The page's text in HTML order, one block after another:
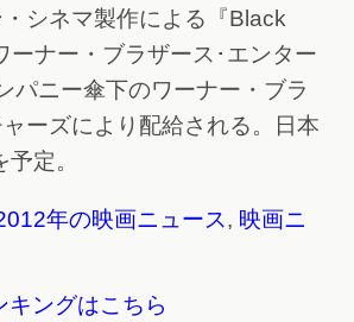
シネマ製作による『Black
ーナー・ブラザース･エンター
パニー傘下のワーナー・ブラ
ーズにより配給される。日本
定。
年の映画ニュース, 映画ニ
ングはこちら